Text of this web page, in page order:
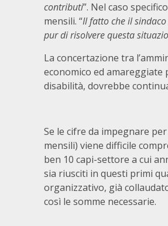
contributi”. Nel caso
mensili. “Il fatto che il
pur di risolvere questa
La concertazione tra
economico ed
disabilità, dovrebbe
Se le cifre da impegnare
mensili) viene difficile
ben 10 capi-settore a cui
sia riusciti in questi primi
organizzativo, già
così le somme necessarie.